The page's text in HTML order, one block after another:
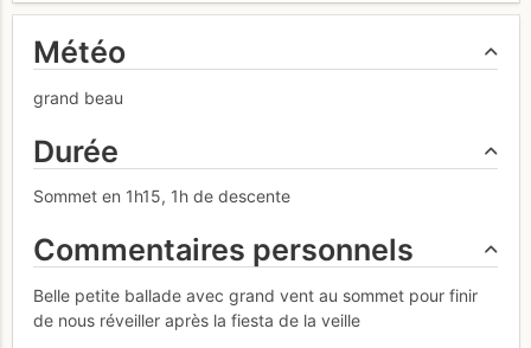
Météo
grand beau
Durée
Sommet en 1h15, 1h de descente
Commentaires personnels
Belle petite ballade avec grand vent au sommet pour finir
de nous réveiller après la fiesta de la veille